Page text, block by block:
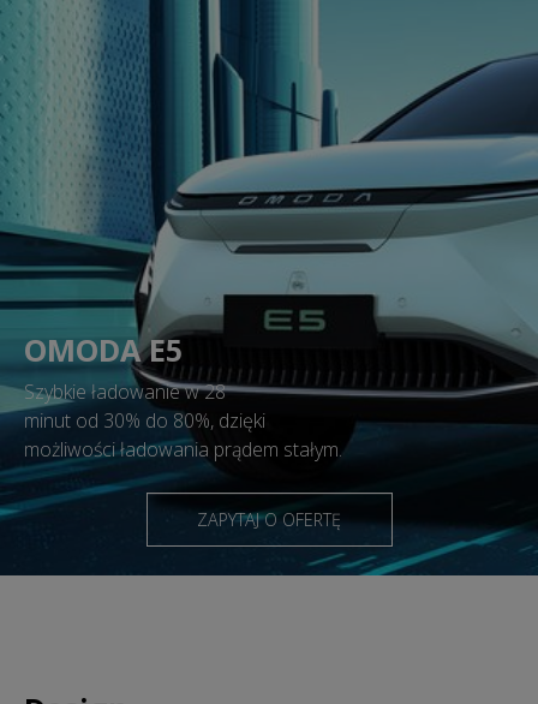
OMODA E5
Szybkie ładowanie w 28
minut od 30% do 80%, dzięki
możliwości ładowania prądem stałym.
ZAPYTAJ O OFERTĘ